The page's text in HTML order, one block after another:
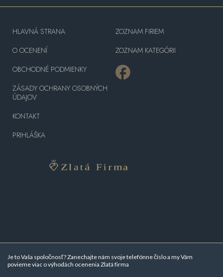
Je to Vaša spoločnosť? Zanechajte nám svoje telefónne číslo a my Vám
povieme viac ovýhodách ocenenia Zlatá firma
HLAVNÁ STRANA
O OCENENÍ
OBCHODNÉ PODMIENKY
ZÁSADY OCHRANY OSOBNÝCH
ÚDAJOV
KONTAKT
PRIHLÁŠKA
ZOZNAM FIRIEM
ZOZNAM KATEGÓRII